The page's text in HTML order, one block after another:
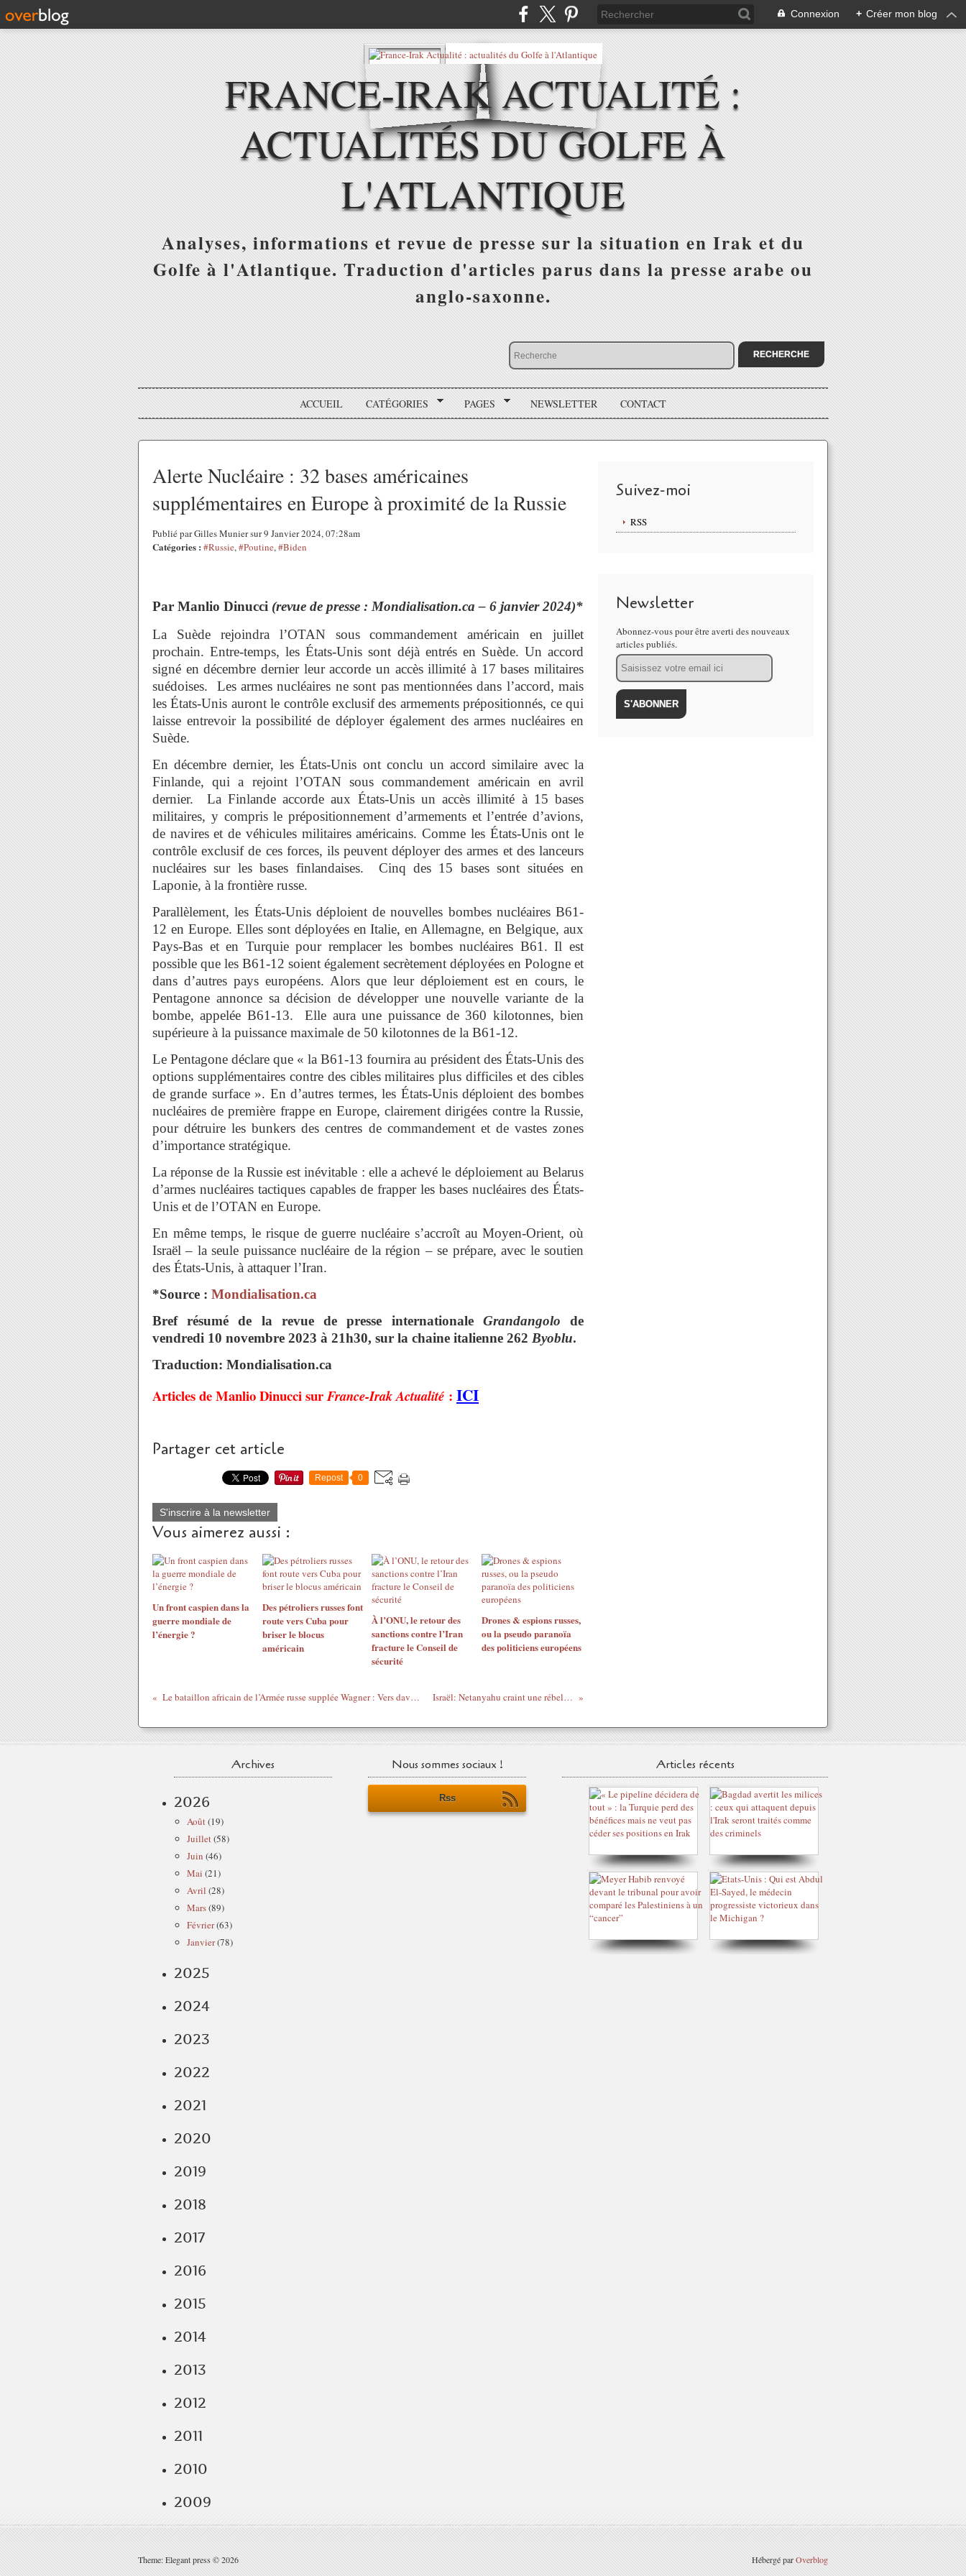
Connexion + Créer mon blog
FRANCE-IRAK ACTUALITÉ :
ACTUALITÉS DU GOLFE À
L'ATLANTIQUE
Analyses, informations et revue de presse sur la situation en Irak et du
Golfe à l'Atlantique. Traduction d'articles parus dans la presse arabe ou
anglo-saxonne.
ACCUEIL CATÉGORIES PAGES NEWSLETTER CONTACT
Alerte Nucléaire : 32 bases américaines
supplémentaires en Europe à proximité de la Russie
Publié par Gilles Munier sur 9 Janvier 2024, 07:28am
Catégories : #Russie,#Poutine,#Biden
Par Manlio Dinucci (revue de presse : Mondialisation.ca – 6 janvier 2024)*
La Suède rejoindra l’OTAN sous commandement américain en juillet
prochain. Entre-temps, les États-Unis sont déjà entrés en Suède. Un accord
signé en décembre dernier leur accorde un accès illimité à 17 bases militaires
suédoises. Les armes nucléaires ne sont pas mentionnées dans l’accord, mais
les États-Unis auront le contrôle exclusif des armements prépositionnés, ce qui
laisse entrevoir la possibilité de déployer également des armes nucléaires en
Suède.
En décembre dernier, les États-Unis ont conclu un accord similaire avec la
Finlande, qui a rejoint l’OTAN sous commandement américain en avril
dernier. La Finlande accorde aux États-Unis un accès illimité à 15 bases
militaires, y compris le prépositionnement d’armements et l’entrée d’avions,
de navires et de véhicules militaires américains. Comme les États-Unis ont le
contrôle exclusif de ces forces, ils peuvent déployer des armes et des lanceurs
nucléaires sur les bases finlandaises. Cinq des 15 bases sont situées en
Laponie, à la frontière russe.
Parallèlement, les États-Unis déploient de nouvelles bombes nucléaires B61-
12 en Europe. Elles sont déployées en Italie, en Allemagne, en Belgique, aux
Pays-Bas et en Turquie pour remplacer les bombes nucléaires B61. Il est
possible que les B61-12 soient également secrètement déployées en Pologne et
dans d’autres pays européens. Alors que leur déploiement est en cours, le
Pentagone annonce sa décision de développer une nouvelle variante de la
bombe, appelée B61-13. Elle aura une puissance de 360 kilotonnes, bien
supérieure à la puissance maximale de 50 kilotonnes de la B61-12.
Le Pentagone déclare que « la B61-13 fournira au président des États-Unis des
options supplémentaires contre des cibles militaires plus difficiles et des cibles
de grande surface ». En d’autres termes, les États-Unis déploient des bombes
nucléaires de première frappe en Europe, clairement dirigées contre la Russie,
pour détruire les bunkers des centres de commandement et de vastes zones
d’importance stratégique.
La réponse de la Russie est inévitable : elle a achevé le déploiement au Belarus
d’armes nucléaires tactiques capables de frapper les bases nucléaires des États-
Unis et de l’OTAN en Europe.
En même temps, le risque de guerre nucléaire s’accroît au Moyen-Orient, où
Israël – la seule puissance nucléaire de la région – se prépare, avec le soutien
des États-Unis, à attaquer l’Iran.
*Source : Mondialisation.ca
Bref résumé de la revue de presse internationale Grandangolode
vendredi 10 novembre 2023 à 21h30, sur la chaine italienne 262 Byoblu.
Traduction: Mondialisation.ca
Articles de Manlio Dinucci surFrance-Irak Actualité : ICI
Partager cet article
Repost 0
S'inscrire à la newsletter
Vous aimerez aussi :
Un front caspien dans la
guerre mondiale de
l’énergie ?
Des pétroliers russes font
route vers Cuba pour
briser le blocus
américain
À l’ONU, le retour des
sanctions contre l’Iran
fracture le Conseil de
sécurité
Drones & espions russes,
ou la pseudo paranoïa
des politiciens européens
Le bataillon africain de l’Armée russe supplée Wagner : Vers davantage de présence de la Russie dans l’Est et le Sud libyens Israël: Netanyahu craint une rébellion du Likoud et son évincement
Suivez-moi
RSS
Newsletter
Abonnez-vous pour être averti des nouveaux
articles publiés.
Email
Archives
2026
Août(19)
Juillet(58)
Juin (46)
Mai (21)
Avril (28)
Mars(89)
Février(63)
Janvier(78)
2025
2024
2023
2022
2021
2020
2019
2018
2017
2016
2015
2014
2013
2012
2011
2010
2009
Nous sommes sociaux !
Rss
Articles récents
Theme: Elegant press © 2026 Hébergé parOverblog